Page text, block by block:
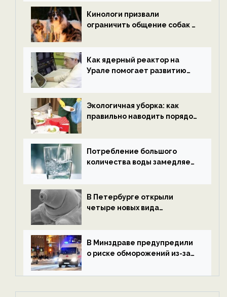
ECOportal
Кинологи призвали
ограничить общение собак с
ECOportal
Как ядерный реактор на
Урале помогает развитию
ECOportal
Экологичная уборка: как
правильно наводить порядок
Потребление большого
количества воды замедляет
В Петербурге открыли
четыре новых вида
экологии на ECOportal
В Минздраве предупредили
о риске обморожений из-за
на ECOportal